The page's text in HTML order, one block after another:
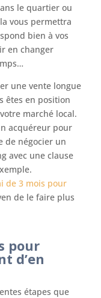
le quartier ou
vous permettra
bien à vos
en changer
une vente longue
êtes en position
marché local.
acquéreur pour
de négocier un
avec une clause
de 3 mois pour
de le faire plus
pour
d’en
étapes que